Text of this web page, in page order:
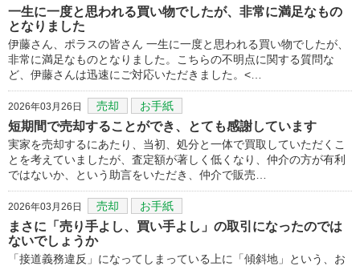
一生に一度と思われる買い物でしたが、非常に満足なもの
となりました
伊藤さん、ポラスの皆さん 一生に一度と思われる買い物でしたが、
非常に満足なものとなりました。こちらの不明点に関する質問な
ど、伊藤さんは迅速にご対応いただきました。<…
2026年03月26日 売却 お手紙
短期間で売却することができ、とても感謝しています
実家を売却するにあたり、当初、処分と一体で買取していただくこ
とを考えていましたが、査定額が著しく低くなり、仲介の方が有利
ではないか、という助言をいただき、仲介で販売…
2026年03月26日 売却 お手紙
まさに「売り手よし、買い手よし」の取引になったのでは
ないでしょうか
「接道義務違反」になってしまっている上に「傾斜地」という、お